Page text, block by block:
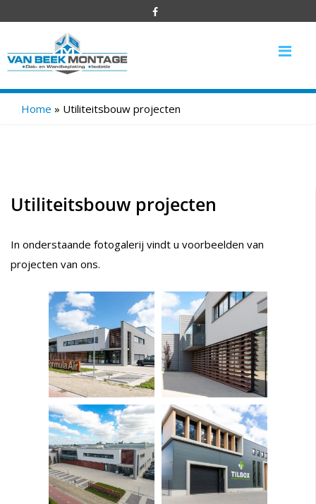
Home » Utiliteitsbouw projecten
Utiliteitsbouw projecten
In onderstaande fotogalerij vindt u voorbeelden van
projecten van ons.